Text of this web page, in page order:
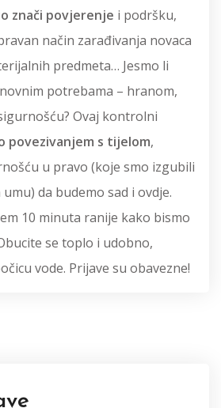
znači povjerenje i podršku,
način zarađivanja novaca
predmeta… Jesmo li
potrebama – hranom,
Ovaj kontrolni
povezivanjem s tijelom,
u pravo (koje smo izgubili
da budemo sad i ovdje.
10 minuta ranije kako bismo
se toplo i udobno,
vode. Prijave su obavezne!